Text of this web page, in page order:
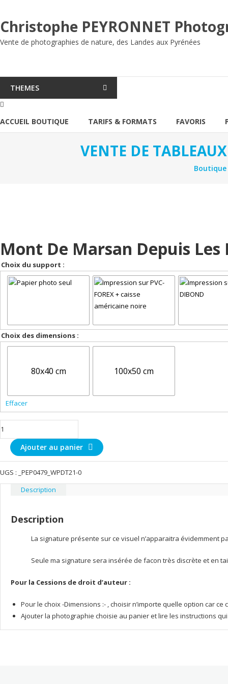
contenu
Christophe PEYRONNET
Vente de photographies de nature, des Landes aux Pyrénées
THEMES
ACCUEIL BOUTIQUE TARIFS & FORMATS FAVORIS
VENTE DE
Boutique
Mont De Marsan Depuis Les
Choix du support :
Choix des dimensions :
80x40 cm 100x50 cm
Effacer
quantité
de
Mont
de
Marsan
depuis
Ajouter au panier
UGS : _PEP0479_WPDT21-0
Description
Description
La signature présente sur ce visuel n’apparaitra évidemment
Seule ma signature sera insérée de facon très discrète et en
Pour la Cessions de droit d’auteur :
Pour le choix -Dimensions :- , choisir n’importe quelle option car
Ajouter la photographie choisie au panier et lire les instructions